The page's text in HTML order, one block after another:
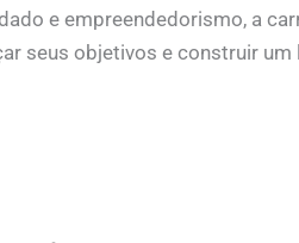
e empreendedorismo, a
seus objetivos e construir um